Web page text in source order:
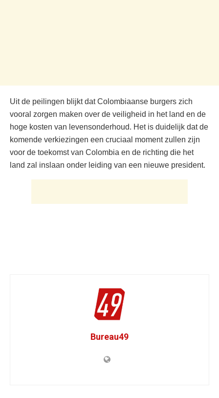
Uit de peilingen blijkt dat Colombiaanse burgers zich
vooral zorgen maken over de veiligheid in het land en de
hoge kosten van levensonderhoud. Het is duidelijk dat de
komende verkiezingen een cruciaal moment zullen zijn
voor de toekomst van Colombia en de richting die het
land zal inslaan onder leiding van een nieuwe president.
Bureau49